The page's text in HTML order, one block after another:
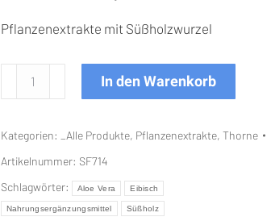
Pflanzenextrakte mit Süßholzwurzel
Relief
Kps.
(Früher
GI-
Encap)
In den Warenkorb
Kategorien: _Alle Produkte, Pflanzenextrakte, Thorne
Artikelnummer: SF714
Schlagwörter:
Aloe Vera Eibisch
Nahrungsergänzungsmittel Süßholz